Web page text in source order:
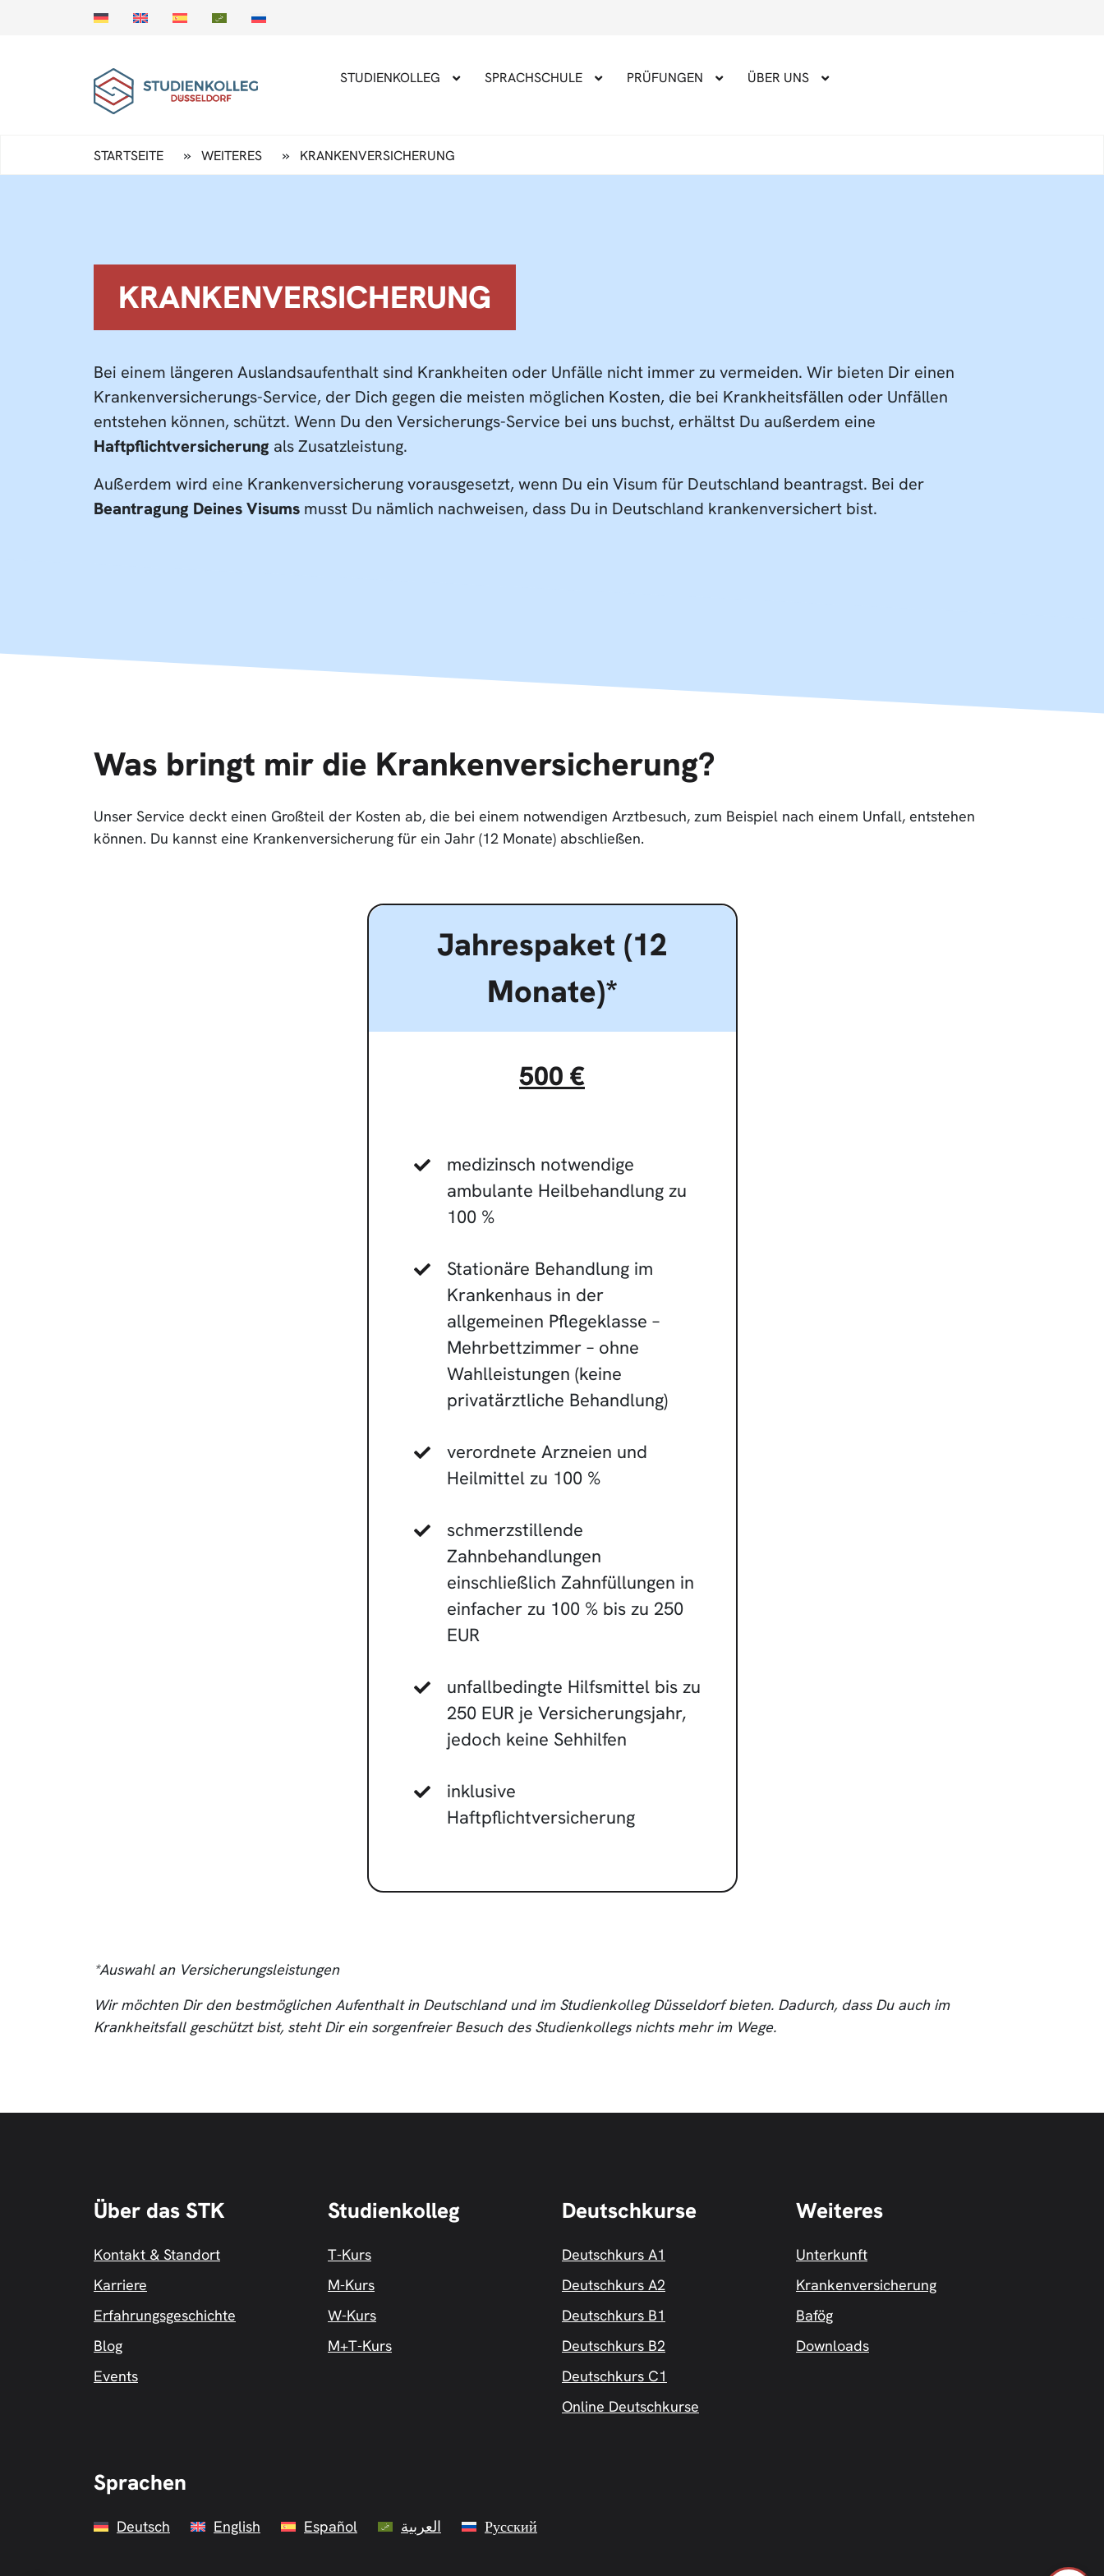
STUDIENKOLLEG SPRACHSCHULE PRÜFUNGEN ÜBER UNS
STARTSEITE » WEITERES » KRANKENVERSICHERUNG
KRANKENVERSICHERUNG
Bei einem längeren Auslandsaufenthalt sind Krankheiten oder Unfälle nicht immer zu vermeiden. Wir bieten Dir einen
Krankenversicherungs-Service, der Dich gegen die meisten möglichen Kosten, die bei Krankheitsfällen oder Unfällen
entstehen können, schützt. Wenn Du den Versicherungs-Service bei uns buchst, erhältst Du außerdem eine
Haftpflichtversicherung als Zusatzleistung.
Außerdem wird eine Krankenversicherung vorausgesetzt, wenn Du ein Visum für Deutschland beantragst. Bei der
Beantragung Deines Visums musst Du nämlich nachweisen, dass Du in Deutschland krankenversichert bist.
Was bringt mir die Krankenversicherung?
Unser Service deckt einen Großteil der Kosten ab, die bei einem notwendigen Arztbesuch, zum Beispiel nach einem Unfall, entstehen
können. Du kannst eine Krankenversicherung für ein Jahr (12 Monate) abschließen.
Jahrespaket (12
Monate)*
500 €
medizinsch notwendige
ambulante Heilbehandlung zu
100 %
Stationäre Behandlung im
Krankenhaus in der
allgemeinen Pflegeklasse –
Mehrbettzimmer – ohne
Wahlleistungen (keine
privatärztliche Behandlung)
verordnete Arzneien und
Heilmittel zu 100 %
schmerzstillende
Zahnbehandlungen
einschließlich Zahnfüllungen in
einfacher zu 100 % bis zu 250
EUR
unfallbedingte Hilfsmittel bis zu
250 EUR je Versicherungsjahr,
jedoch keine Sehhilfen
inklusive
Haftpflichtversicherung
*Auswahl an Versicherungsleistungen
Wir möchten Dir den bestmöglichen Aufenthalt in Deutschland und im Studienkolleg Düsseldorf bieten. Dadurch, dass Du auch im
Krankheitsfall geschützt bist, steht Dir ein sorgenfreier Besuch des Studienkollegs nichts mehr im Wege.
Über das STK
Kontakt & Standort
Karriere
Erfahrungsgeschichte
Blog
Events
Studienkolleg
T-Kurs
M-Kurs
W-Kurs
M+T-Kurs
Deutschkurse
Deutschkurs A1
Deutschkurs A2
Deutschkurs B1
Deutschkurs B2
Deutschkurs C1
Online Deutschkurse
Weiteres
Unterkunft
Krankenversicherung
Bafög
Downloads
Sprachen
Deutsch English Español العربية Русский